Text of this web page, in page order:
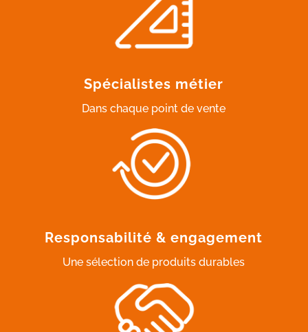
Spécialistes métier
Dans chaque point de vente
Responsabilité & engagement
Une sélection de produits durables